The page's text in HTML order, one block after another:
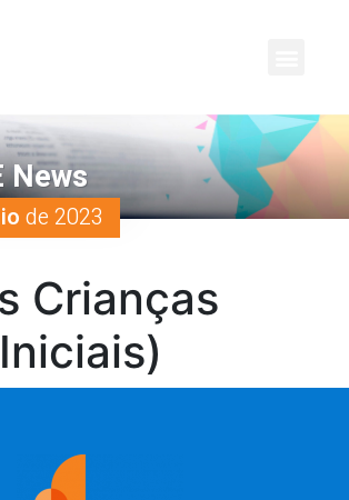
News
de 2023
Crianças